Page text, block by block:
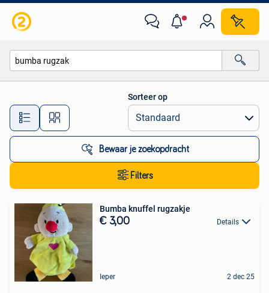
Alle afstanden…
Sorteer op
Bewaar je zoekopdracht
Filters
Bumba knuffel rugzakje
€ 3,00 Details
Ieper 2 dec 25